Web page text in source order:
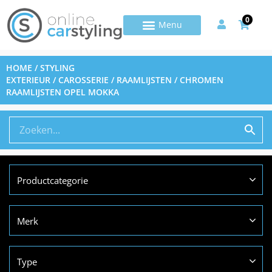
0
HOME /STYLING
EXTERIEUR /CAROSSERIE / RAAMLIJSTEN / CHROMEN
RAAMLIJSTEN OPEL MOKKA
Productcategorie
Merk
Type